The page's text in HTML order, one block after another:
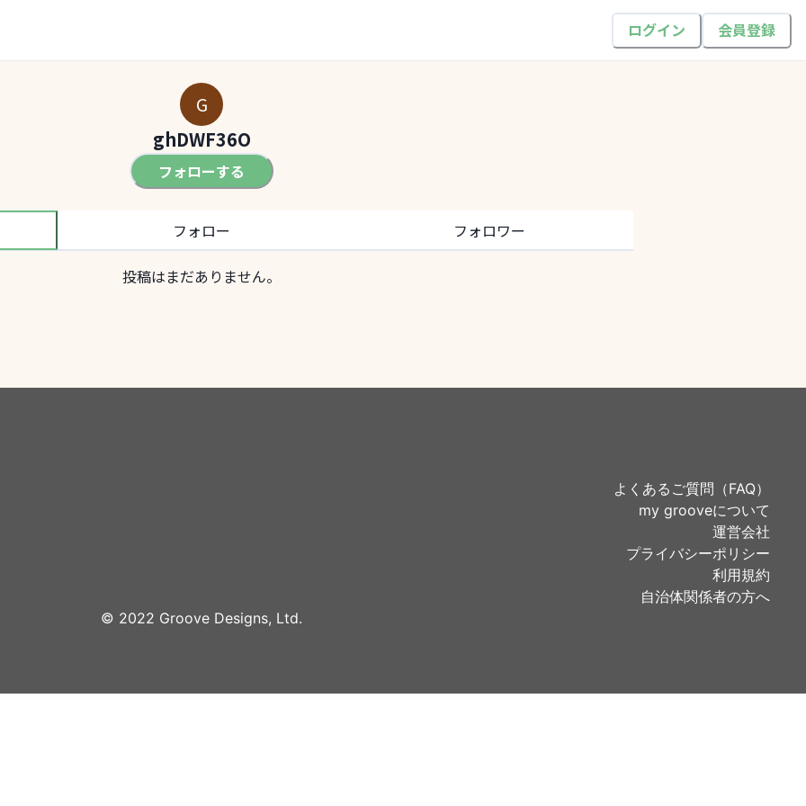
ログイン 会員登録
G
ghDWF36O
フォローする
フォロー フォロワー
投稿はまだありません。
よくあるご質問（FAQ）
my grooveについて
運営会社
プライバシーポリシー
利用規約
自治体関係者の方へ
©︎ 2022 Groove Designs, Ltd.